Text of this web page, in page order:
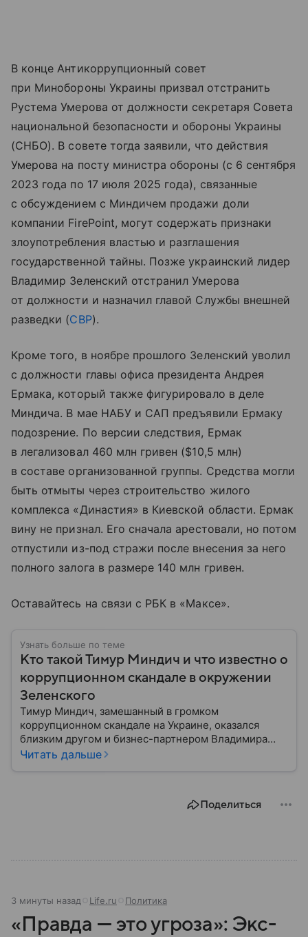
В конце Антикоррупционный совет
при Минобороны Украины призвал отстранить
Рустема Умерова от должности секретаря Совета
национальной безопасности и обороны Украины
(СНБО). В совете тогда заявили, что действия
Умерова на посту министра обороны (с 6 сентября
2023 года по 17 июля 2025 года), связанные
с обсуждением с Миндичем продажи доли
компании FirePoint, могут содержать признаки
злоупотребления властью и разглашения
государственной тайны. Позже украинский лидер
Владимир Зеленский отстранил Умерова
от должности и назначил главой Службы внешней
разведки (СВР).
Кроме того, в ноябре прошлого Зеленский уволил
с должности главы офиса президента Андрея
Ермака, который также фигурировало в деле
Миндича. В мае НАБУ и САП предъявили Ермаку
подозрение. По версии следствия, Ермак
в легализовал 460 млн гривен ($10,5 млн)
в составе организованной группы. Средства могли
быть отмыты через строительство жилого
комплекса «Династия» в Киевской области. Ермак
вину не признал. Его сначала арестовали, но потом
отпустили из-под стражи после внесения за него
полного залога в размере 140 млн гривен.
Оставайтесь на связи с РБК в «Максе».
Узнать больше по теме
Кто такой Тимур Миндич и что известно о
коррупционном скандале в окружении
Зеленского
Тимур Миндич, замешанный в громком
коррупционном скандале на Украине, оказался
близким другом и бизнес-партнером Владимира
Зеленского. Совладелец фирмы «Квартал 95» уже
Читать дальше
Поделиться
3 минуты назад Life.ru Политика
«Правда — это угроза»: Экс-